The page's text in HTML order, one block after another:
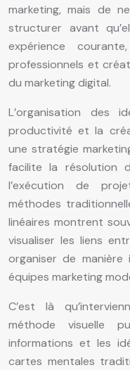
marketing, mais de
structurer avant
expérience
professionnels et
du marketing digital.
L’organisation des
productivité et la
une stratégie
facilite la résolution
l’exécution de
méthodes
linéaires montrent
visualiser les liens
organiser de
équipes marketing
C’est là
méthode visuelle
informations et les
cartes mentales